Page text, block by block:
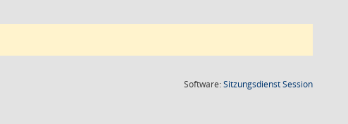
Software:SitzungsdienstSession(Wird in